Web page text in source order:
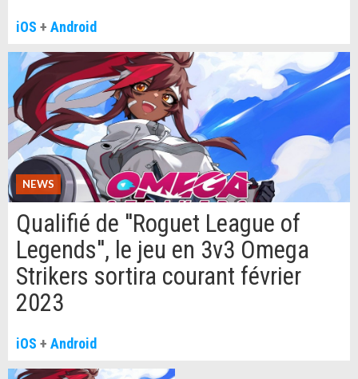
iOS + Android
NEWS
Qualifié de ''Roguet League of
Legends'', le jeu en 3v3 Omega
Strikers sortira courant février
2023
iOS + Android